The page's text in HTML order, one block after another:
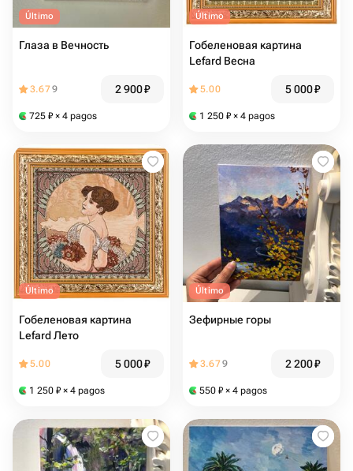
Último
Глаза в Вечность
3.679 2 900₽
725 ₽ × 4 pagos
Último
Гобеленовая картина
Lefard Весна
5.00 5 000₽
1 250 ₽ × 4 pagos
Último
Гобеленовая картина
Lefard Лето
5.00 5 000₽
1 250 ₽ × 4 pagos
Último
Зефирные горы
3.679 2 200₽
550 ₽ × 4 pagos